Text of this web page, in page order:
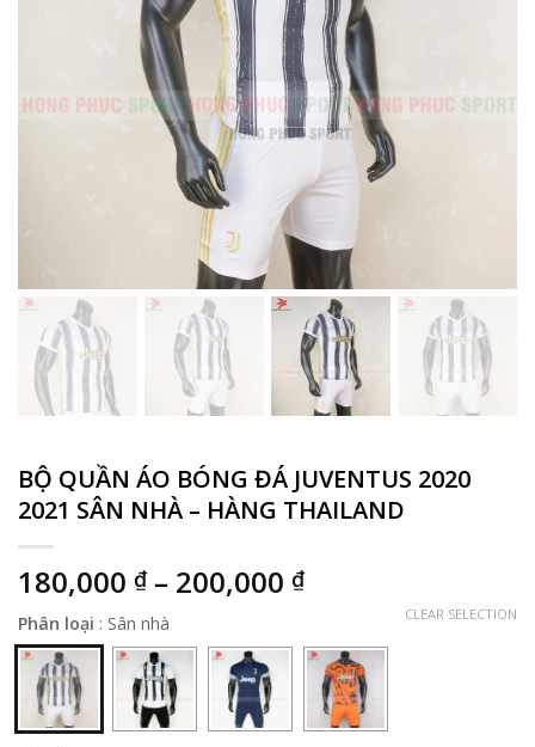
BỘ QUẦN ÁO BÓNG ĐÁ JUVENTUS 2020
2021 SÂN NHÀ – HÀNG THAILAND
180,000 ₫ – 200,000 ₫
Phân loại : Sân nhà CLEAR SELECTION